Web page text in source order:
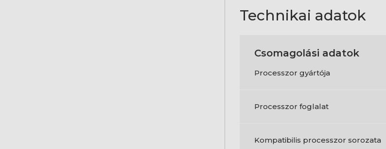
Technikai adatok
Csomagolási adatok
Processzor gyártója
Processzor foglalat
Kompatibilis processzor sorozata